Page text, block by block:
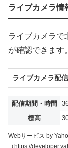
ライブカメラ情
ライブカメラで
が確認できます。
ライブカメラ配
配信期間・時間
標高
Webサービス by
（https://